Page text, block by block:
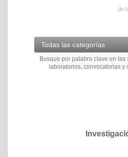
Todas las categorías
Busque por palabra clave en
laboratorios, convocatorias